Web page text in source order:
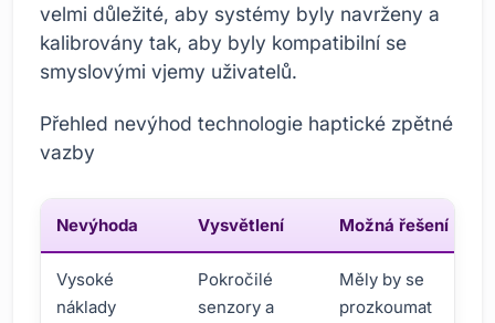
velmi důležité, aby systémy byly navrženy a
kalibrovány tak, aby byly kompatibilní se
smyslovými vjemy uživatelů.
Přehled nevýhod technologie haptické zpětné
vazby
Nevýhoda Vysvětlení Možná řešení
Vysoké
náklady
Pokročilé
senzory a
Měly by se
prozkoumat